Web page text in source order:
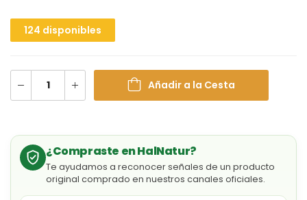
124 disponibles
Añadir a la Cesta
¿Compraste en HalNatur?
Te ayudamos a reconocer señales de un producto
original comprado en nuestros canales oficiales.